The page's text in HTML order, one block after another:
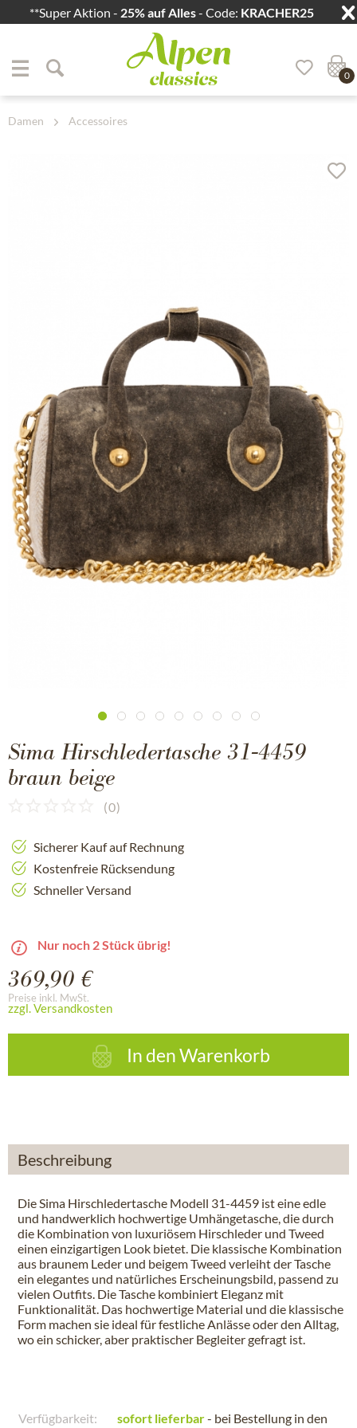
**Super Aktion - 25% auf Alles- Code: KRACHER25
Zum Hauptbereich springen
0
Damen Accessoires
Sima Hirschledertasche 31-4459
braun beige
(0)
Sicherer Kauf auf Rechnung
Kostenfreie Rücksendung
Schneller Versand
Nur noch 2 Stück übrig!
369,90 €
Preise inkl. MwSt.
zzgl. Versandkosten
In denWarenkorb
Beschreibung
Die Sima Hirschledertasche Modell 31-4459 ist eine edle
und handwerklich hochwertige Umhängetasche, die durch
die Kombination von luxuriösem Hirschleder und Tweed
einen einzigartigen Look bietet. Die klassische Kombination
aus braunem Leder und beigem Tweed verleiht der Tasche
ein elegantes und natürliches Erscheinungsbild, passend zu
vielen Outfits. Die Tasche kombiniert Eleganz mit
Funktionalität. Das hochwertige Material und die klassische
Form machen sie ideal für festliche Anlässe oder den Alltag,
wo ein schicker, aber praktischer Begleiter gefragt ist.
Verfügbarkeit: sofort lieferbar- bei Bestellung in den